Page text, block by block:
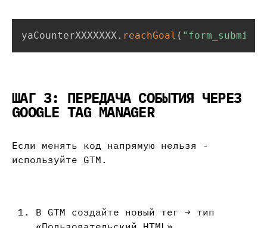
yaCounterXXXXXXX. reachGoal ( "form_submit"
ШАГ 3: ПЕРЕДАЧА СОБЫТИЯ ЧЕРЕЗ
GOOGLE TAG MANAGER
Если менять код напрямую нельзя -
используйте GTM.
В GTM создайте новый тег → тип